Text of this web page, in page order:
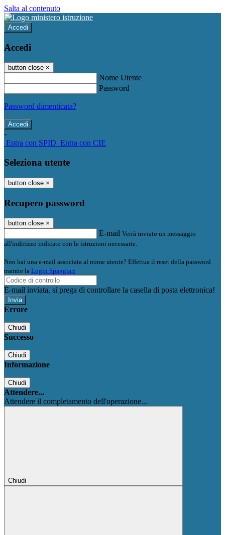
Salta al contenuto
Accedi
Accedi
button close ×
Nome Utente
Password
Password dimenticata?
-
Entra con SPID Entra con CIE
Seleziona utente
button close ×
Recupero password
button close ×
E-mail Verrà inviato un messaggio
all'indirizzo indicato con le istruzioni necessarie.
Non hai una e-mail associata al nome utente? Effettua il reset della password
tramite la Login Spaggiari
E-mail inviata, si prega di controllare la casella di posta elettronica!
Errore
Chiudi
Successo
Chiudi
Informazione
Chiudi
Attendere...
Attendere il completamento dell'operazione...
Chiudi